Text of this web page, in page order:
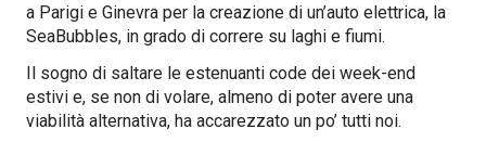
a Parigi e Ginevra per la creazione di un’auto elettrica, la
SeaBubbles, in grado di correre su laghi e fiumi.
Il sogno di saltare le estenuanti code dei week-end
estivi e, se non di volare, almeno di poter avere una
viabilità alternativa, ha accarezzato un po’ tutti noi.